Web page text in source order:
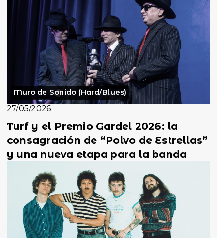
Muro de Sonido (Hard/Blues)
27/05/2026
Turf y el Premio Gardel 2026: la
consagración de “Polvo de Estrellas”
y una nueva etapa para la banda